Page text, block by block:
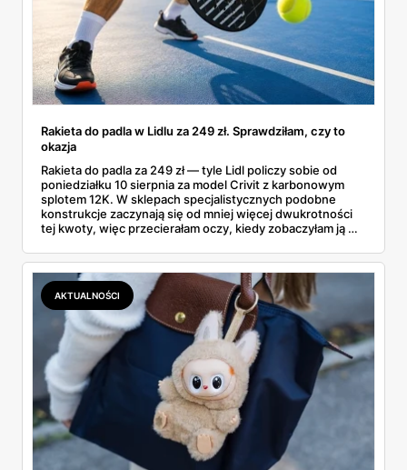
Rakieta do padla w Lidlu za 249 zł. Sprawdziłam, czy to
okazja
Rakieta do padla za 249 zł — tyle Lidl policzy sobie od
poniedziałku 10 sierpnia za model Crivit z karbonowym
splotem 12K. W sklepach specjalistycznych podobne
konstrukcje zaczynają się od mniej więcej dwukrotności
tej kwoty, więc przecierałam oczy, kiedy zobaczyłam ją w
najszybciej rosnący sport w Polsce: kortów przybywa
lawinowo, a chętnych jeszcze szybciej. Sprawdziłam, co
dokładnie dostajemy za te pieniądze i komu taka rakieta
faktycznie wystarczy.
AKTUALNOŚCI